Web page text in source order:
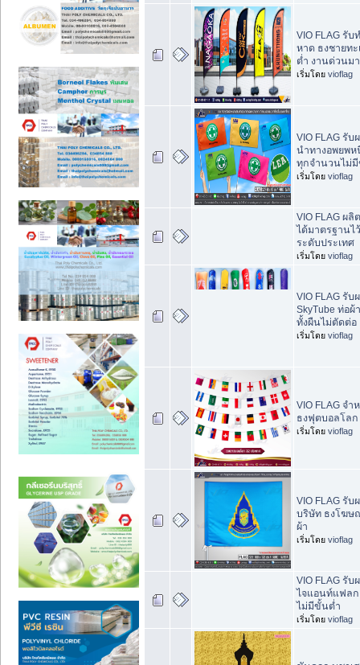
VIO FLAG รั
หาด ธงชายท
ต่ำ งานด่วนม
เริ่มโดย vioflag
VIO FLAG รั
นำทางอพยพ
ทุกจำนวนไม่
เริ่มโดย vioflag
VIO FLAG ผ
ได้มาตรฐานไ
ระดับประเทศ
เริ่มโดย vioflag
VIO FLAG รั
SkyTube ท่อ
ทั้งผืนไม่ตัดต่อ
เริ่มโดย vioflag
VIO FLAG จ
ธงฟุตบอลโลก
เริ่มโดย vioflag
VIO FLAG รั
บริษัท ธงโฆษ
ผ้า
เริ่มโดย vioflag
VIO FLAG รั
ไจแอนท์แฟล
ไม่มีขั้นต่ำ
เริ่มโดย vioflag